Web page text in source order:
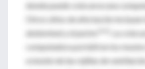
donde puede colocarse una
Otros sitios de afectación incluyen
abdominal y el pecho
. La
computadora portátil en los muslos
oclusión de las rejillas de